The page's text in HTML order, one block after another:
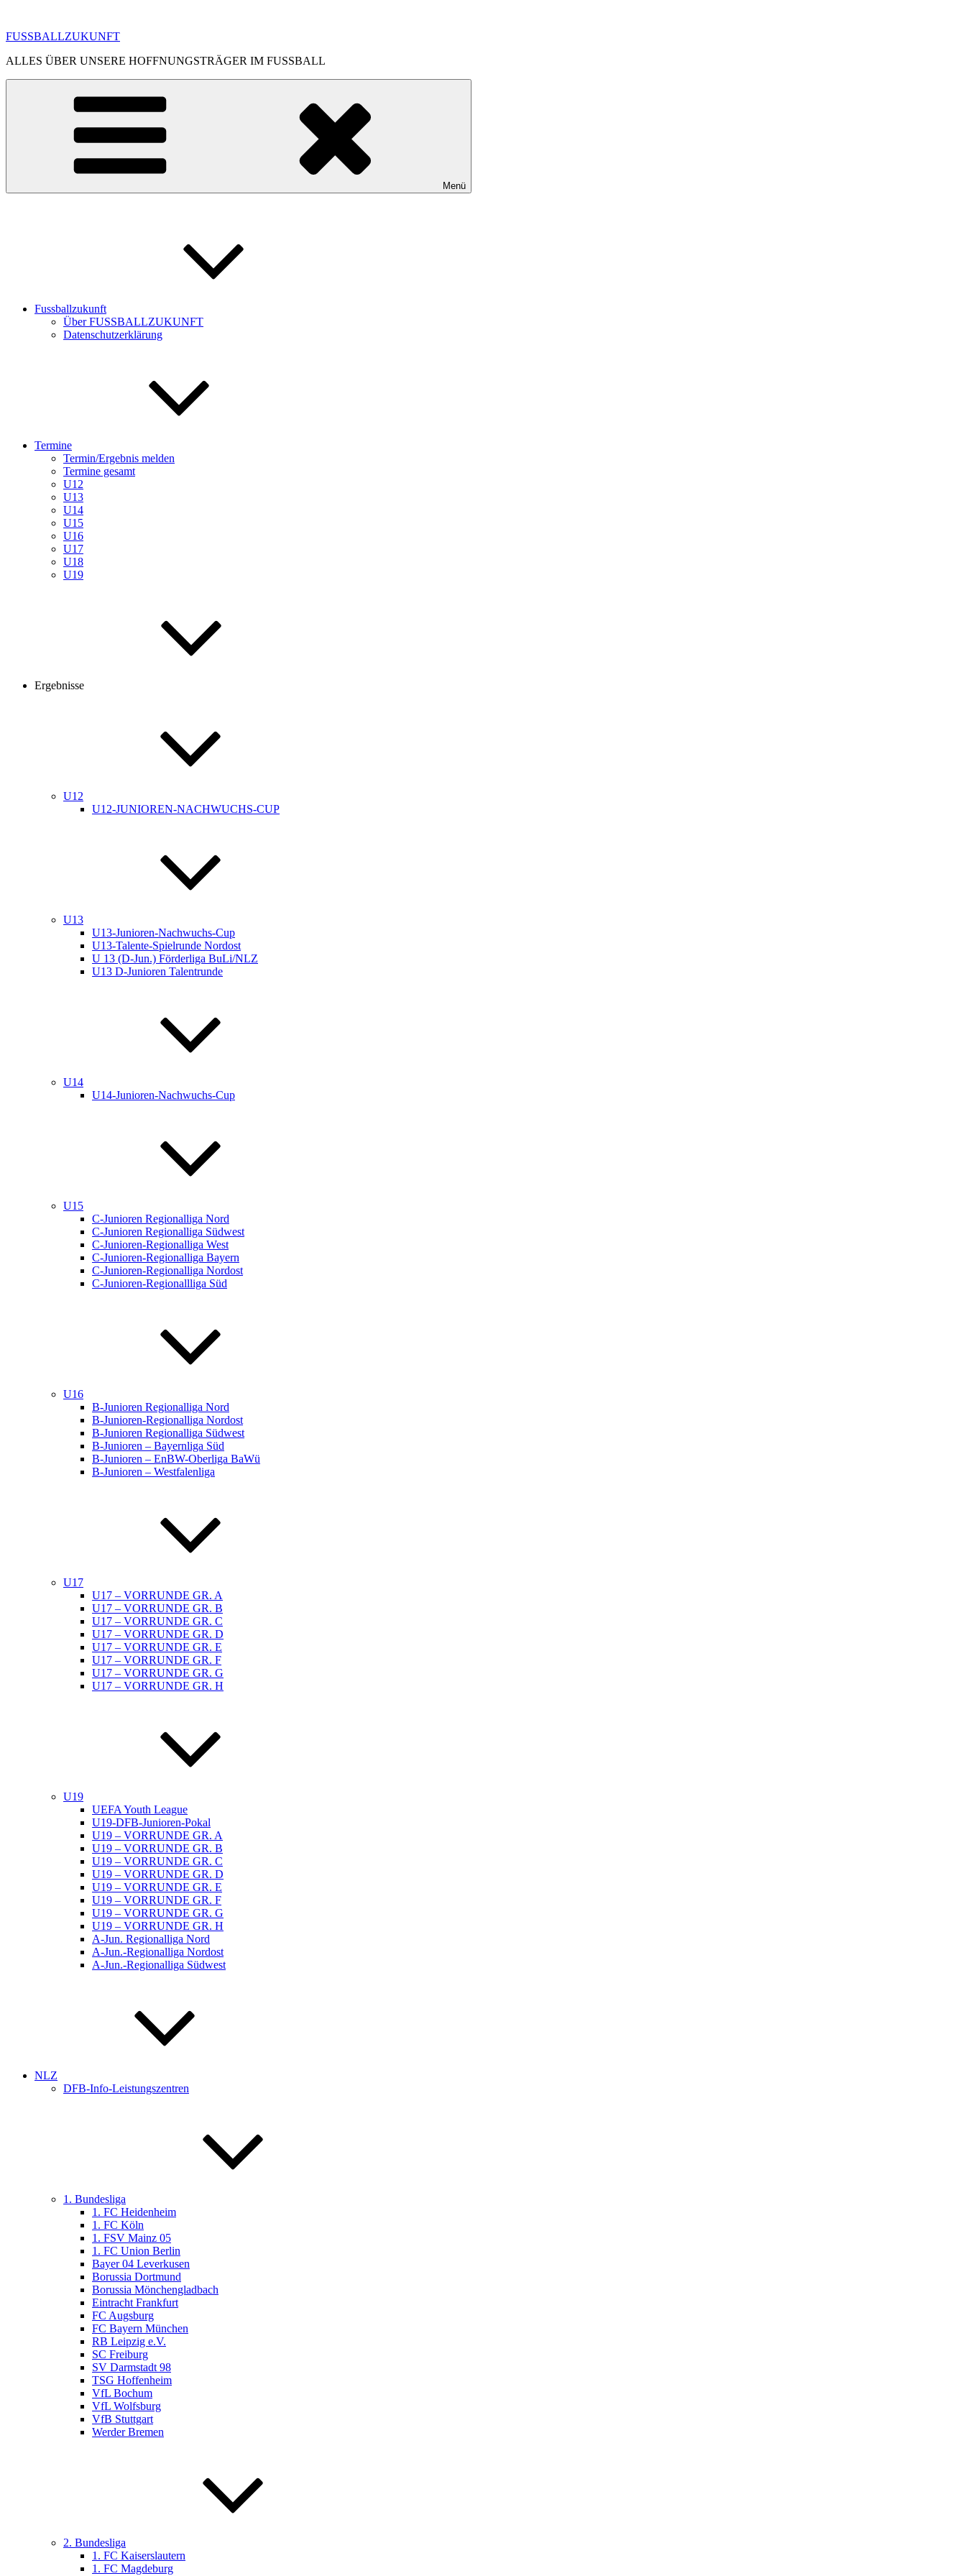
springen
FUSSBALLZUKUNFT
ALLES ÜBER UNSERE HOFFNUNGSTRÄGER IM FUSSBALL
Menü
Fussballzukunft
Über FUSSBALLZUKUNFT
Datenschutzerklärung
Termine
Termin/Ergebnis melden
Termine gesamt
U12
U13
U14
U15
U16
U17
U18
U19
Ergebnisse
U12
U12-JUNIOREN-NACHWUCHS-CUP
U13
U13-Junioren-Nachwuchs-Cup
U13-Talente-Spielrunde Nordost
U 13 (D-Jun.) Förderliga BuLi/NLZ
U13 D-Junioren Talentrunde
U14
U14-Junioren-Nachwuchs-Cup
U15
C-Junioren Regionalliga Nord
C-Junioren Regionalliga Südwest
C-Junioren-Regionalliga West
C-Junioren-Regionalliga Bayern
C-Junioren-Regionalliga Nordost
C-Junioren-Regionallliga Süd
U16
B-Junioren Regionalliga Nord
B-Junioren-Regionalliga Nordost
B-Junioren Regionalliga Südwest
B-Junioren – Bayernliga Süd
B-Junioren – EnBW-Oberliga BaWü
B-Junioren – Westfalenliga
U17
U17 – VORRUNDE GR. A
U17 – VORRUNDE GR. B
U17 – VORRUNDE GR. C
U17 – VORRUNDE GR. D
U17 – VORRUNDE GR. E
U17 – VORRUNDE GR. F
U17 – VORRUNDE GR. G
U17 – VORRUNDE GR. H
U19
UEFA Youth League
U19-DFB-Junioren-Pokal
U19 – VORRUNDE GR. A
U19 – VORRUNDE GR. B
U19 – VORRUNDE GR. C
U19 – VORRUNDE GR. D
U19 – VORRUNDE GR. E
U19 – VORRUNDE GR. F
U19 – VORRUNDE GR. G
U19 – VORRUNDE GR. H
A-Jun. Regionalliga Nord
A-Jun.-Regionalliga Nordost
A-Jun.-Regionalliga Südwest
NLZ
DFB-Info-Leistungszentren
1. Bundesliga
1. FC Heidenheim
1. FC Köln
1. FSV Mainz 05
1. FC Union Berlin
Bayer 04 Leverkusen
Borussia Dortmund
Borussia Mönchengladbach
Eintracht Frankfurt
FC Augsburg
FC Bayern München
RB Leipzig e.V.
SC Freiburg
SV Darmstadt 98
TSG Hoffenheim
VfL Bochum
VfL Wolfsburg
VfB Stuttgart
Werder Bremen
2. Bundesliga
1. FC Kaiserslautern
1. FC Magdeburg